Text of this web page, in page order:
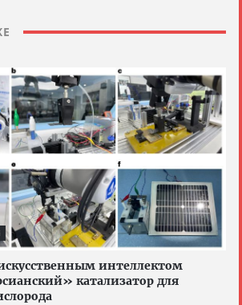
интеллектом
катализатор для